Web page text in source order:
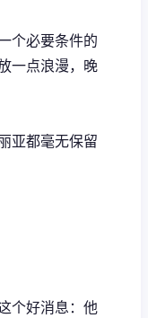
个必要条件的
一点浪漫，晚
亚都毫无保留
个好消息：他